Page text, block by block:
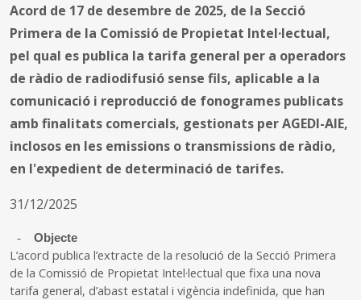
Acord de 17 de desembre de 2025, de la Secció
Primera de la Comissió de Propietat Intel·lectual,
pel qual es publica la tarifa general per a operadors
de ràdio de radiodifusió sense fils, aplicable a la
comunicació i reproducció de fonogrames publicats
amb finalitats comercials, gestionats per AGEDI-AIE,
inclosos en les emissions o transmissions de ràdio,
en l'expedient de determinació de tarifes.
31/12/2025
- Objecte
L’acord publica l’extracte de la resolució de la Secció Primera
de la Comissió de Propietat Intel·lectual que fixa una nova
tarifa general, d’abast estatal i vigència indefinida, que han